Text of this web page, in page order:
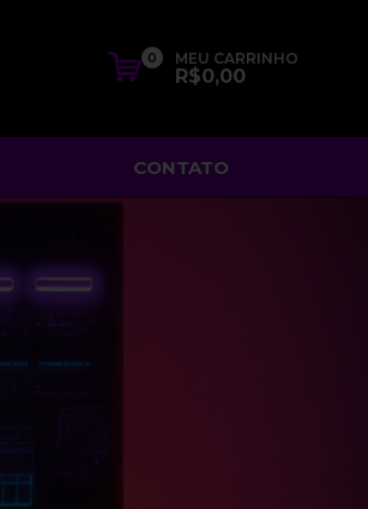
0 MEU CARRINHO
R$0,00
CONTATO